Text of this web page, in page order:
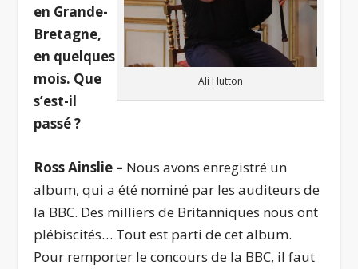
Ali Hutton
en Grande-
Bretagne,
en quelques
mois. Que
s’est-il
passé ?
Ross Ainslie – Nous avons enregistré un
album, qui a été nominé par les auditeurs de
la BBC. Des milliers de Britanniques nous ont
plébiscités… Tout est parti de cet album.
Pour remporter le concours de la BBC, il faut